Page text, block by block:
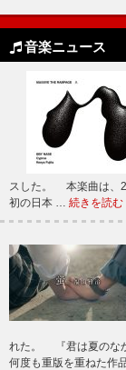
音楽ニュース
スした。 本楽曲は、
初の日本 … 続きを読む
れた。 『君は夏のな
何度も重版を重ねた作